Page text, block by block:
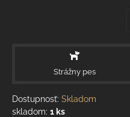
Strážny pes
Dostupnosť: Skladom
skladom: 1 ks